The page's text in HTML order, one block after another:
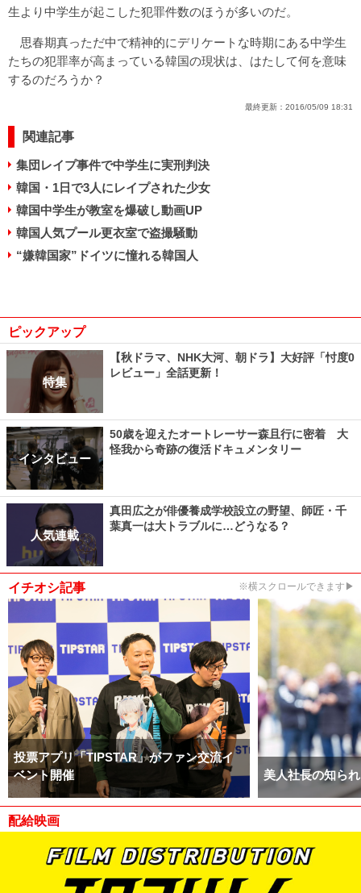
生より中学生が起こした犯罪件数のほうが多いのだ。
思春期真っただ中で精神的にデリケートな時期にある中学生
たちの犯罪率が高まっている韓国の現状は、はたして何を意味
するのだろうか？
最終更新： 2016/05/09 18:31
関連記事
集団レイプ事件で中学生に実刑判決
韓国・1日で3人にレイプされた少女
韓国中学生が教室を爆破し動画UP
韓国人気プール更衣室で盗撮騒動
“嫌韓国家”ドイツに憧れる韓国人
ピックアップ
特集
【秋ドラマ、NHK大河、朝ドラ】大好評「忖度0
レビュー」全話更新！
インタビュー
50歳を迎えたオートレーサー森且行に密着 大
怪我から奇跡の復活ドキュメンタリー
人気連載
真田広之が俳優養成学校設立の野望、師匠・千
葉真一は大トラブルに…どうなる？
イチオシ記事 ※横スクロールできます▶
投票アプリ「TIPSTAR」がファン交流イ
ベント開催
美人社長の知ら
配給映画